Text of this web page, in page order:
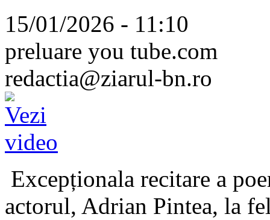
15/01/2026 - 11:10
preluare you tube.com
redactia@ziarul-bn.ro
Excepționala recitare a
actorul, Adrian Pintea, la